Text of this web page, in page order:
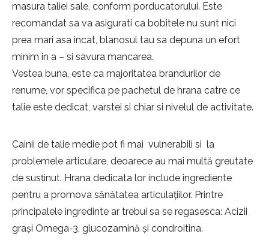
masura taliei sale, conform porducatorului. Este
recomandat sa va asigurati ca bobitele nu sunt nici
prea mari asa incat, blanosul tau sa depuna un efort
minim in a – si savura mancarea.
Vestea buna, este ca majoritatea brandurilor de
renume, vor specifica pe pachetul de hrana catre ce
talie este dedicat, varstei si chiar si nivelul de activitate.
Cainii de talie medie pot fi mai vulnerabili si la
problemele articulare, deoarece au mai multă greutate
de susținut. Hrana dedicata lor include ingrediente
pentru a promova sănătatea articulațiilor. Printre
principalele ingredinte ar trebui sa se regasesca: Acizii
grași Omega-3, glucozamină și condroitina.